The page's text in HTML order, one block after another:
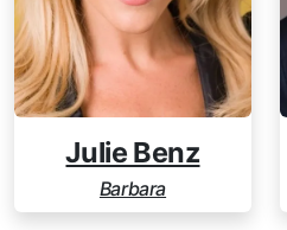
Julie Benz
Barbara